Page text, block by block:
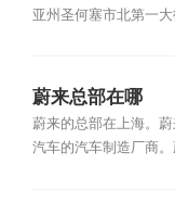
亚州圣何塞市北第一大
蔚来总部在哪
蔚来的总部在上海。
汽车的汽车制造厂商